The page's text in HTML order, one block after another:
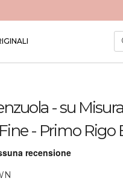
- su
- Primo Rigo